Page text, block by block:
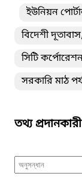
ইউনিয়ন
বিদেশী
সিটি
সরকারি মাঠ
তথ্য